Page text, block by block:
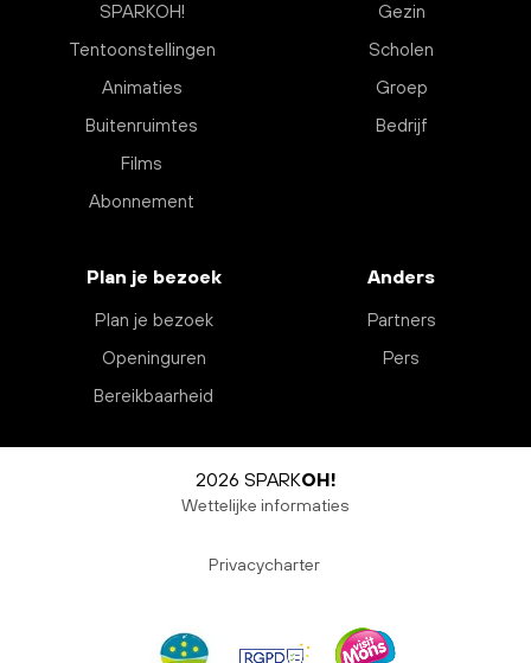
SPARKOH!
Tentoonstellingen
Animaties
Buitenruimtes
Films
Abonnement
Gezin
Scholen
Groep
Bedrijf
Plan je bezoek
Plan je bezoek
Openinguren
Bereikbaarheid
Anders
Partners
Pers
2026 SPARKOH!
Wettelijke informaties
Privacycharter